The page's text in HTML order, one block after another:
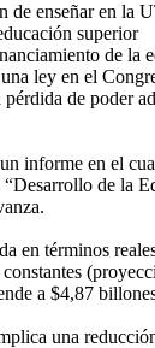
de enseñar en la
superior
de la
ley en el
de poder
informe en el
de la
en términos
a $4,87
una